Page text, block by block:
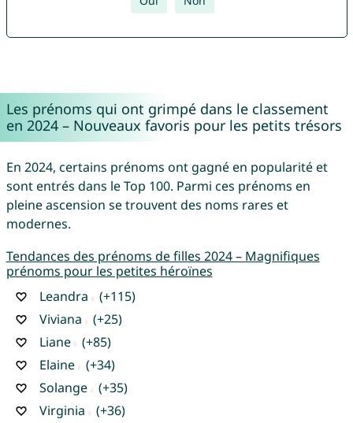
Les prénoms qui ont grimpé dans le classement
en 2024 – Nouveaux favoris pour les petits trésors
En 2024, certains prénoms ont gagné en popularité et
sont entrés dans le Top 100. Parmi ces prénoms en
pleine ascension se trouvent des noms rares et
modernes.
Tendances des prénoms de filles 2024 – Magnifiques
prénoms pour les petites héroïnes
Leandra
(+115)
Viviana
(+25)
Liane
(+85)
Elaine
(+34)
Solange
(+35)
Virginia
(+36)